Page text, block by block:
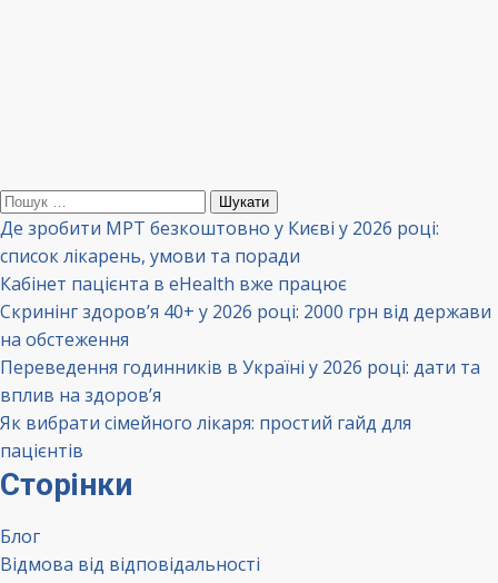
Пошук:
Де зробити МРТ безкоштовно у Києві у 2026 році:
список лікарень, умови та поради
Кабінет пацієнта в eHealth вже працює
Скринінг здоров’я 40+ у 2026 році: 2000 грн від держави
на обстеження
Переведення годинників в Україні у 2026 році: дати та
вплив на здоров’я
Як вибрати сімейного лікаря: простий гайд для
пацієнтів
Сторінки
Блог
Відмова від відповідальності